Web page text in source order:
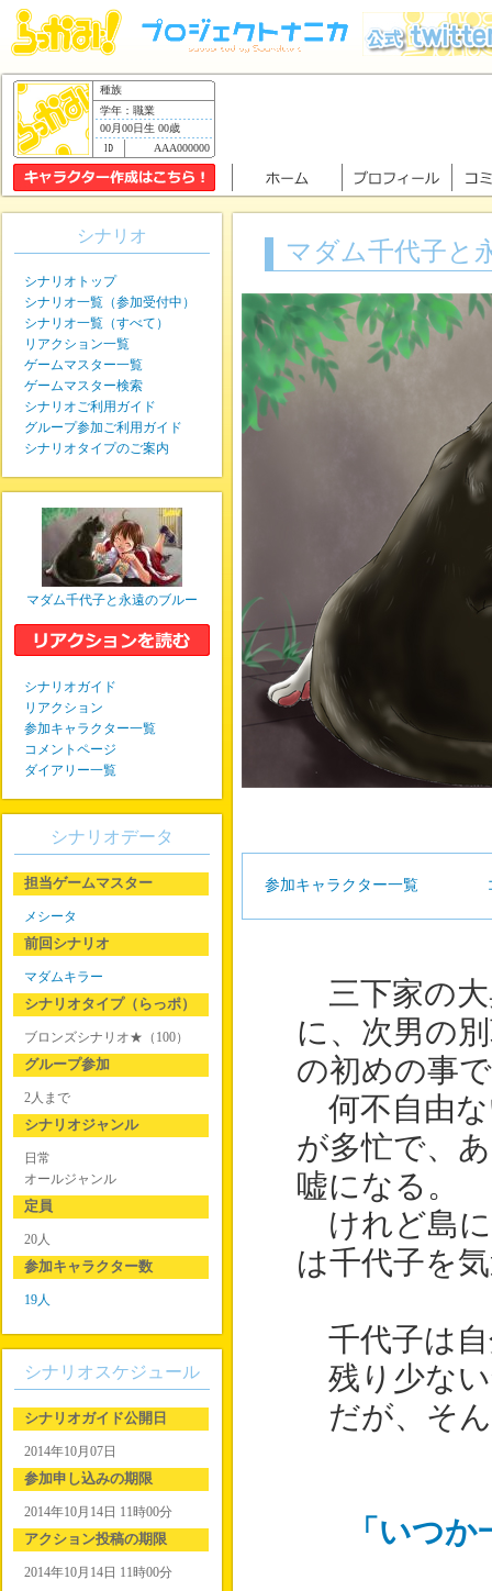
種族
学年：職業
00月00日生 00歳
AAA000000
マダム千代子と
参加キャラクター一覧
三下家の大
に、次男の
の初めの事
何不自由な
が多忙で、
嘘になる。
けれど島に
は千代子を
千代子は自
残り少ない
だが、そん
「いつ
シナリオ
シナリオトップ
シナリオ一覧（参加受付中）
シナリオ一覧（すべて）
リアクション一覧
ゲームマスター一覧
ゲームマスター検索
シナリオご利用ガイド
グループ参加ご利用ガイド
シナリオタイプのご案内
マダム千代子と永遠のブルー
シナリオガイド
リアクション
参加キャラクター一覧
コメントページ
ダイアリー一覧
シナリオデータ
担当ゲームマスター
メシータ
前回シナリオ
マダムキラー
シナリオタイプ（らっポ）
ブロンズシナリオ★（100）
グループ参加
2人まで
シナリオジャンル
日常
オールジャンル
定員
20人
参加キャラクター数
19人
シナリオスケジュール
シナリオガイド公開日
2014年10月07日
参加申し込みの期限
2014年10月14日 11時00分
アクション投稿の期限
2014年10月14日 11時00分